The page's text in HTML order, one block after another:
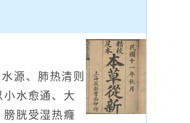
源、肺热清则
水愈通、大
胱受湿热癃